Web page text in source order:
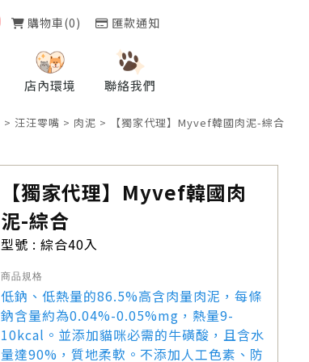
購物車 0 匯款通知
店內環境 聯絡我們
> 汪汪零嘴 > 肉泥 > 【獨家代理】Myvef韓國肉泥-綜合
【獨家代理】Myvef韓國肉
泥-綜合
型號 : 綜合40入
商品規格
低鈉、低熱量的86.5%高含肉量肉泥，每條
鈉含量約為0.04%-0.05%mg，熱量9-
10kcal。並添加貓咪必需的牛磺酸，且含水
量達90%，質地柔軟。不添加人工色素、防